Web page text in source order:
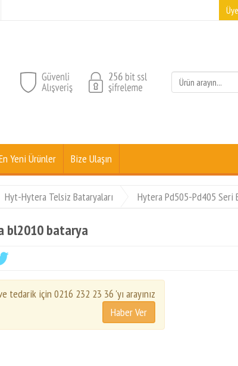
Yeni Ürünler Bize Ulaşın
Hyt-Hytera Telsiz Bataryaları Hytera Pd505-Pd405 Seri
bl2010 batarya
tedarik için 0216 232 23 36 'yı arayınız